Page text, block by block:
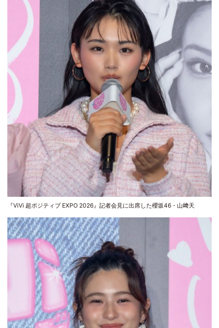
『ViVi 超ポジティブ EXPO 2026』記者会見に出席した櫻坂46・山﨑天